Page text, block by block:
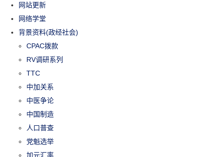
网站更新
网络学堂
背景资料(政经社会)
CPAC拨款
RV调研系列
TTC
中加关系
中医争论
中国制造
人口普查
党魁选举
加元汇率